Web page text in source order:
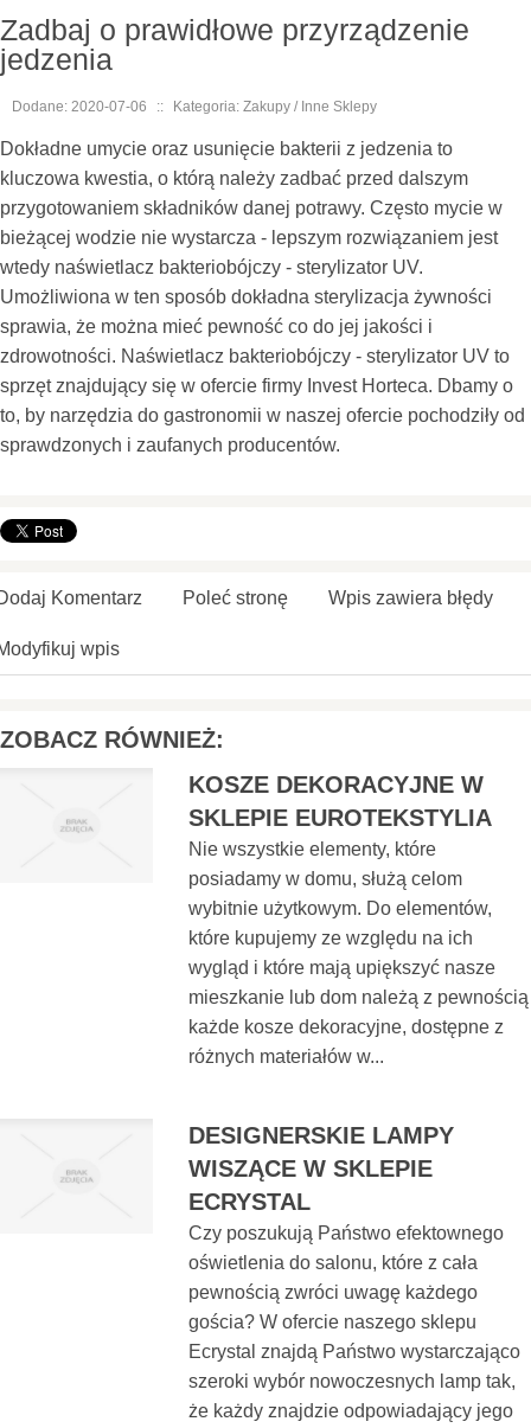
Zadbaj o prawidłowe przyrządzenie
jedzenia
Dodane: 2020-07-06 :: Kategoria: Zakupy / Inne Sklepy
Dokładne umycie oraz usunięcie bakterii z jedzenia to
kluczowa kwestia, o którą należy zadbać przed dalszym
przygotowaniem składników danej potrawy. Często mycie w
bieżącej wodzie nie wystarcza - lepszym rozwiązaniem jest
wtedy naświetlacz bakteriobójczy - sterylizator UV.
Umożliwiona w ten sposób dokładna sterylizacja żywności
sprawia, że można mieć pewność co do jej jakości i
zdrowotności. Naświetlacz bakteriobójczy - sterylizator UV to
sprzęt znajdujący się w ofercie firmy Invest Horteca. Dbamy o
to, by narzędzia do gastronomii w naszej ofercie pochodziły od
sprawdzonych i zaufanych producentów.
Komentarz Poleć stronę Wpis zawiera błędy
wpis
ZOBACZ RÓWNIEŻ:
KOSZE DEKORACYJNE W
SKLEPIE EUROTEKSTYLIA
Nie wszystkie elementy, które
posiadamy w domu, służą celom
wybitnie użytkowym. Do elementów,
które kupujemy ze względu na ich
wygląd i które mają upiększyć nasze
mieszkanie lub dom należą z pewnością
każde kosze dekoracyjne, dostępne z
różnych materiałów w...
DESIGNERSKIE LAMPY
WISZĄCE W SKLEPIE
ECRYSTAL
Czy poszukują Państwo efektownego
oświetlenia do salonu, które z cała
pewnością zwróci uwagę każdego
gościa? W ofercie naszego sklepu
Ecrystal znajdą Państwo wystarczająco
szeroki wybór nowoczesnych lamp tak,
że każdy znajdzie odpowiadający jego